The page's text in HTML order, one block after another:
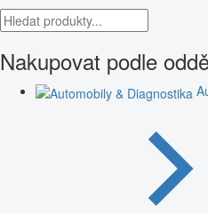
Nakupovat podle